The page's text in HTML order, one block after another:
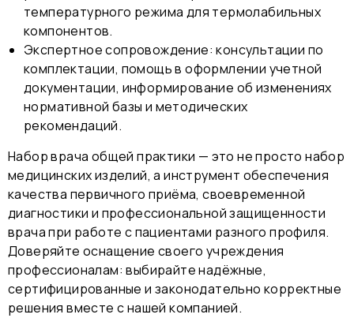
температурного режима для термолабильных
компонентов.
Экспертное сопровождение: консультации по
комплектации, помощь в оформлении учетной
документации, информирование об изменениях
нормативной базы и методических
рекомендаций.
Набор врача общей практики — это не просто набор
медицинских изделий, а инструмент обеспечения
качества первичного приёма, своевременной
диагностики и профессиональной защищенности
врача при работе с пациентами разного профиля.
Доверяйте оснащение своего учреждения
профессионалам: выбирайте надёжные,
сертифицированные и законодательно корректные
решения вместе с нашей компанией.